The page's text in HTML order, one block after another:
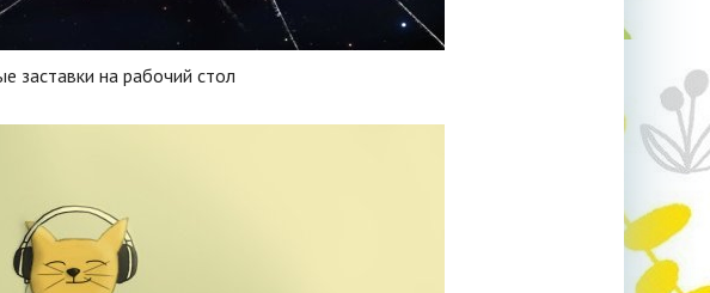
заставки на рабочий стол